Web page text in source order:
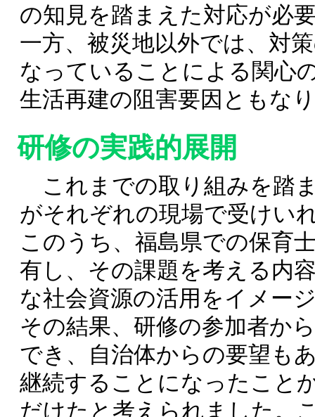
の知見を踏まえた対応が必
一方、被災地以外では、対
なっていることによる関心
生活再建の阻害要因ともな
研修の実践的展開
これまでの取り組みを踏
がそれぞれの現場で受けい
このうち、福島県での保育
有し、その課題を考える内
な社会資源の活用をイメー
その結果、研修の参加者か
でき、自治体からの要望も
継続することになったこと
だけたと考えられました。